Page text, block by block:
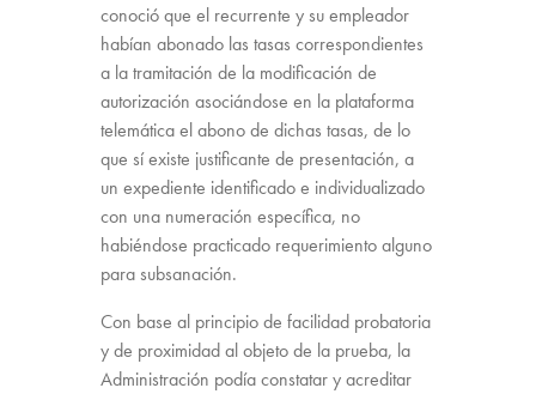
conoció que el recurrente y su empleador
habían abonado las tasas correspondientes
a la tramitación de la modificación de
autorización asociándose en la plataforma
telemática el abono de dichas tasas, de lo
que sí existe justificante de presentación, a
un expediente identificado e individualizado
con una numeración específica, no
habiéndose practicado requerimiento alguno
para subsanación.
Con base al principio de facilidad probatoria
y de proximidad al objeto de la prueba, la
Administración podía constatar y acreditar